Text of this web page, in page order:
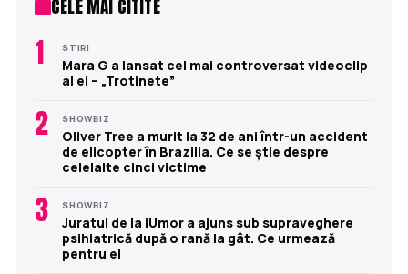
CELE MAI CITITE
1 STIRI
Mara G a lansat cel mai controversat videoclip
al ei – „Trotinete”
2 SHOWBIZ
Oliver Tree a murit la 32 de ani într-un accident
de elicopter în Brazilia. Ce se știe despre
celelalte cinci victime
3 SHOWBIZ
Juratul de la iUmor a ajuns sub supraveghere
psihiatrică după o rană la gât. Ce urmează
pentru el